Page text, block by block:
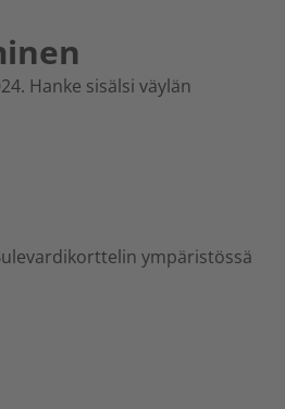
Hanke sisälsi väylän
ympäristössä